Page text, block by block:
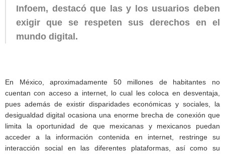
Infoem, destacó que las y los usuarios deben
exigir que se respeten sus derechos en el
mundo digital.
En México, aproximadamente 50 millones de habitantes no
cuentan con acceso a internet, lo cual les coloca en desventaja,
pues además de existir disparidades económicas y sociales, la
desigualdad digital ocasiona una enorme brecha de conexión que
limita la oportunidad de que mexicanas y mexicanos puedan
acceder a la información contenida en internet, restringe su
interacción social en las diferentes plataformas, así como su